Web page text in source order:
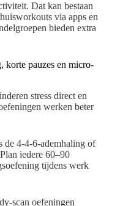
Dat kan bestaan
via apps en
bieden extra
korte pauzes en micro-
stress direct en
werken beter
de 4-4-6-ademhaling of
iedere 60–90
tijdens werk
scan oefeningen